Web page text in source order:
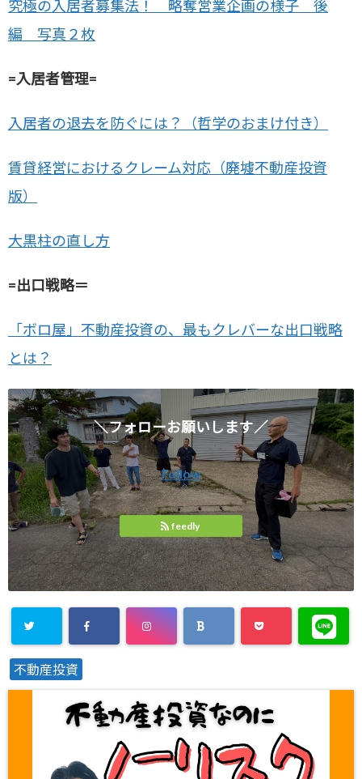
究極の入居者募集法！ 略奪営業企画の様子 後
編 写真２枚
=入居者管理=
入居者の退去を防ぐには？（哲学のおまけ付き）
賃貸経営におけるクレーム対応（廃墟不動産投資
版）
大黒柱の直し方
=出口戦略＝
「ボロ屋」不動産投資の、最もクレバーな出口戦略
とは？
＼フォローお願いします／
Follow
feedly
不動産投資